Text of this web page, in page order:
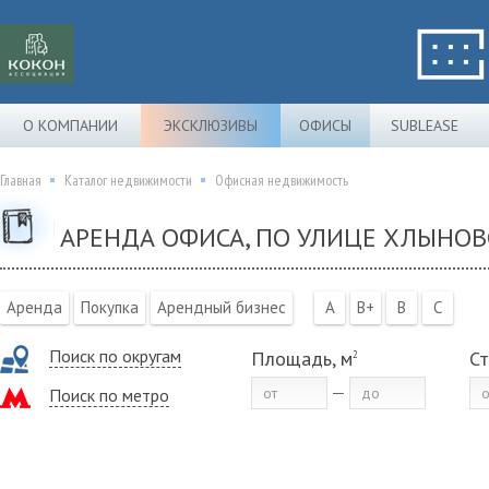
О КОМПАНИИ ЭКСКЛЮЗИВЫ ОФИСЫ SUBLEASE
Главная Каталог недвижимости Офисная недвижимость
АРЕНДА ОФИСА, ПО УЛИЦЕ
Аренда Покупка Арендный бизнес A B+ B C
Поиск по округам
Поиск по метро
Площадь, м2